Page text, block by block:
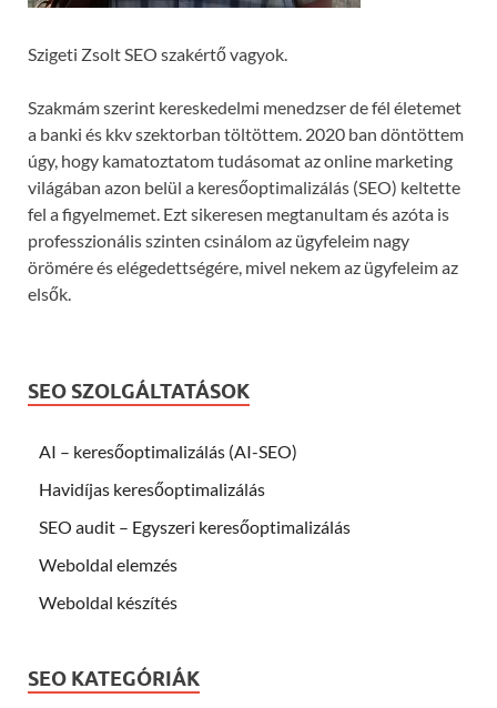
Szigeti Zsolt SEO szakértő vagyok.
Szakmám szerint kereskedelmi menedzser de fél életemet
a banki és kkv szektorban töltöttem. 2020 ban döntöttem
úgy, hogy kamatoztatom tudásomat az online marketing
világában azon belül a keresőoptimalizálás (SEO) keltette
fel a figyelmemet. Ezt sikeresen megtanultam és azóta is
professzionális szinten csinálom az ügyfeleim nagy
örömére és elégedettségére, mivel nekem az ügyfeleim az
elsők.
SEO SZOLGÁLTATÁSOK
AI – keresőoptimalizálás (AI-SEO)
Havidíjas keresőoptimalizálás
SEO audit – Egyszeri keresőoptimalizálás
Weboldal elemzés
Weboldal készítés
SEO KATEGÓRIÁK